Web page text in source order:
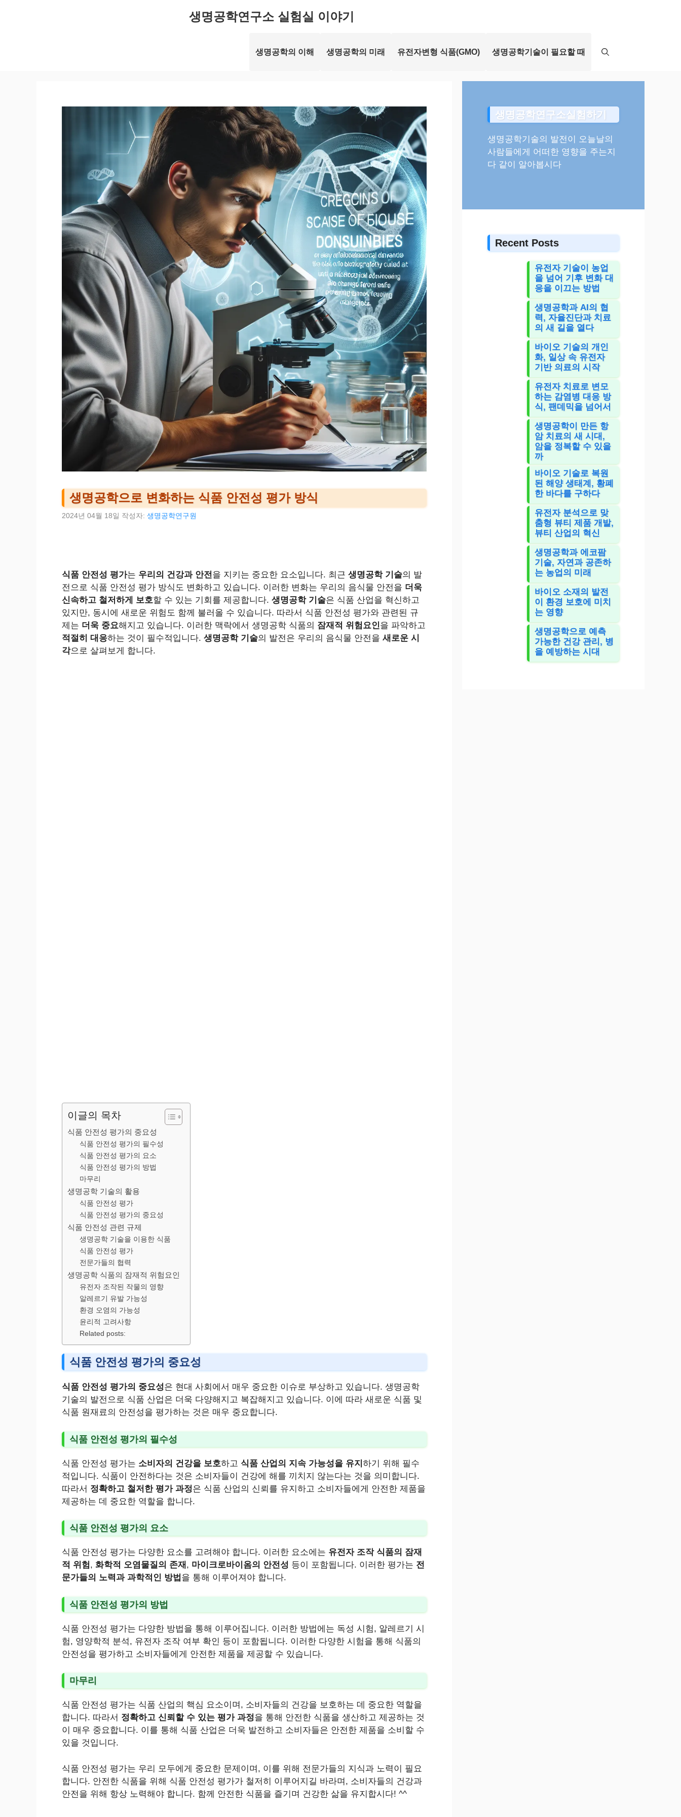
생명공학연구소 실험실 이야기
생명공학의 이해 생명공학의 미래 유전자변형 식품(GMO) 생명공학기술이 필요할 때
생명공학으로 변화하는 식품 안전성 평가 방식
2024년 04월 18일 작성자: 생명공학연구원
식품 안전성 평가는 우리의 건강과 안전을 지키는 중요한 요소입니다. 최근 생명공학 기술의 발
전으로 식품 안전성 평가 방식도 변화하고 있습니다. 이러한 변화는 우리의 음식물 안전을 더욱
신속하고 철저하게 보호할 수 있는 기회를 제공합니다. 생명공학 기술은 식품 산업을 혁신하고
있지만, 동시에 새로운 위험도 함께 불러올 수 있습니다. 따라서 식품 안전성 평가와 관련된 규
제는 더욱 중요해지고 있습니다. 이러한 맥락에서 생명공학 식품의 잠재적 위험요인을 파악하고
적절히 대응하는 것이 필수적입니다. 생명공학 기술의 발전은 우리의 음식물 안전을 새로운 시
각으로 살펴보게 합니다.
이글의 목차
식품 안전성 평가의 중요성
식품 안전성 평가의 필수성
식품 안전성 평가의 요소
식품 안전성 평가의 방법
마무리
생명공학 기술의 활용
식품 안전성 평가
식품 안전성 평가의 중요성
식품 안전성 관련 규제
생명공학 기술을 이용한 식품
식품 안전성 평가
전문가들의 협력
생명공학 식품의 잠재적 위험요인
유전자 조작된 작물의 영향
알레르기 유발 가능성
환경 오염의 가능성
윤리적 고려사항
Related posts:
식품 안전성 평가의 중요성
식품 안전성 평가의 중요성은 현대 사회에서 매우 중요한 이슈로 부상하고 있습니다. 생명공학
기술의 발전으로 식품 산업은 더욱 다양해지고 복잡해지고 있습니다. 이에 따라 새로운 식품 및
식품 원재료의 안전성을 평가하는 것은 매우 중요합니다.
식품 안전성 평가의 필수성
식품 안전성 평가는 소비자의 건강을 보호하고 식품 산업의 지속 가능성을 유지 하기 위해 필수
적입니다. 식품이 안전하다는 것은 소비자들이 건강에 해를 끼치지 않는다는 것을 의미합니다.
따라서 정확하고 철저한 평가 과정은 식품 산업의 신뢰를 유지하고 소비자들에게 안전한 제품을
제공하는 데 중요한 역할을 합니다.
식품 안전성 평가의 요소
식품 안전성 평가는 다양한 요소를 고려해야 합니다. 이러한 요소에는 유전자 조작 식품의 잠재
적 위험, 화학적 오염물질의 존재 , 마이크로바이옴의 안전성 등이 포함됩니다. 이러한 평가는 전
문가들의 노력과 과학적인 방법 을 통해 이루어져야 합니다.
식품 안전성 평가의 방법
식품 안전성 평가는 다양한 방법을 통해 이루어집니다. 이러한 방법에는 독성 시험, 알레르기 시
험, 영양학적 분석, 유전자 조작 여부 확인 등이 포함됩니다. 이러한 다양한 시험을 통해 식품의
안전성을 평가하고 소비자들에게 안전한 제품을 제공할 수 있습니다.
마무리
식품 안전성 평가는 식품 산업의 핵심 요소이며, 소비자들의 건강을 보호하는 데 중요한 역할을
합니다. 따라서 정확하고 신뢰할 수 있는 평가 과정을 통해 안전한 식품을 생산하고 제공하는 것
이 매우 중요합니다. 이를 통해 식품 산업은 더욱 발전하고 소비자들은 안전한 제품을 소비할 수
있을 것입니다.
식품 안전성 평가는 우리 모두에게 중요한 문제이며, 이를 위해 전문가들의 지식과 노력이 필요
합니다. 안전한 식품을 위해 식품 안전성 평가가 철저히 이루어지길 바라며, 소비자들의 건강과
안전을 위해 항상 노력해야 합니다. 함께 안전한 식품을 즐기며 건강한 삶을 유지합시다! ^^
생명공학연구소실험하기
생명공학기술의 발전이 오늘날의
사람들에게 어떠한 영향을 주는지
다 같이 알아봅시다
Recent Posts
유전자 기술이 농업
을 넘어 기후 변화 대
응을 이끄는 방법
생명공학과 AI의 협
력, 자율진단과 치료
의 새 길을 열다
바이오 기술의 개인
화, 일상 속 유전자
기반 의료의 시작
유전자 치료로 변모
하는 감염병 대응 방
식, 팬데믹을 넘어서
생명공학이 만든 항
암 치료의 새 시대,
암을 정복할 수 있을
까
바이오 기술로 복원
된 해양 생태계, 황폐
한 바다를 구하다
유전자 분석으로 맞
춤형 뷰티 제품 개발,
뷰티 산업의 혁신
생명공학과 에코팜
기술, 자연과 공존하
는 농업의 미래
바이오 소재의 발전
이 환경 보호에 미치
는 영향
생명공학으로 예측
가능한 건강 관리, 병
을 예방하는 시대